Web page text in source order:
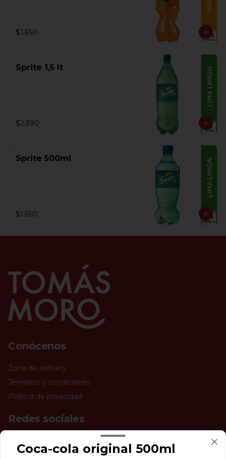
$1.650
Sprite 1,5 lt
$2.390
Sprite 500ml
$1.650
Conócenos
Zona de delivery
Términos y condiciones
Política de privacidad
Redes sociales
Facebook
Coca-cola original 500ml